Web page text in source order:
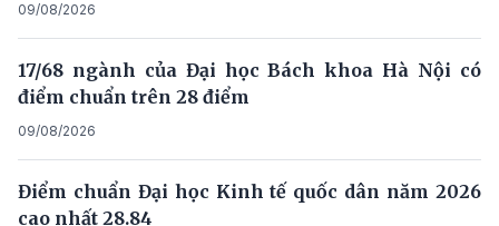
09/08/2026
17/68 ngành của Đại học Bách khoa Hà Nội có
điểm chuẩn trên 28 điểm
09/08/2026
Điểm chuẩn Đại học Kinh tế quốc dân năm 2026
cao nhất 28.84